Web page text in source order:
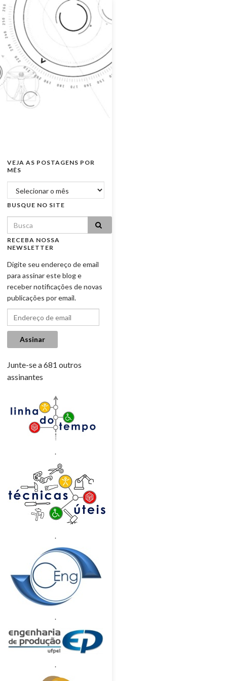
VEJA AS POSTAGENS POR
MÊS
Veja as postagens por mês
BUSQUE NO SITE
Search for:
RECEBA NOSSA
NEWSLETTER
Digite seu endereço de email
para assinar este blog e
receber notificações de novas
publicações por email.
Endereço de email
Assinar
Junte-se a 681 outros
assinantes
.
.
.
.